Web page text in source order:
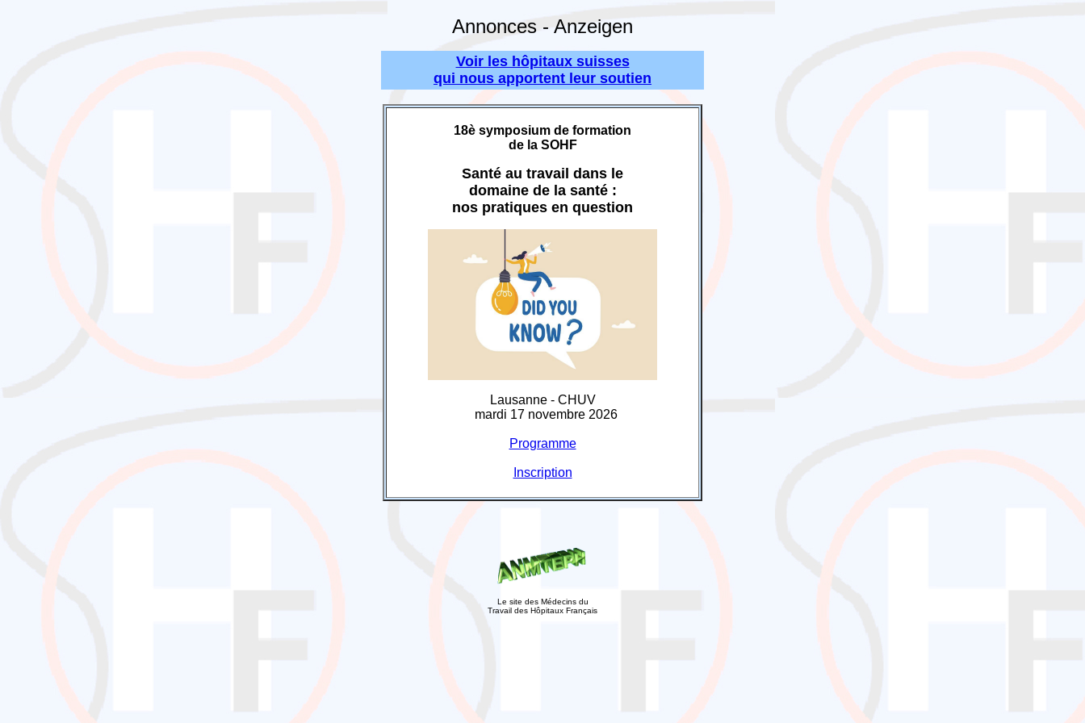
Annonces - Anzeigen
Voir les hôpitaux suisses
qui nous apportent leur soutien
18è symposium de formation
de la SOHF
Santé au travail dans le
domaine de la santé :
nos pratiques en question
Lausanne - CHUV
mardi 17 novembre 2026
Programme
Inscription
Le site des Médecins du
Travail des Hôpitaux Français